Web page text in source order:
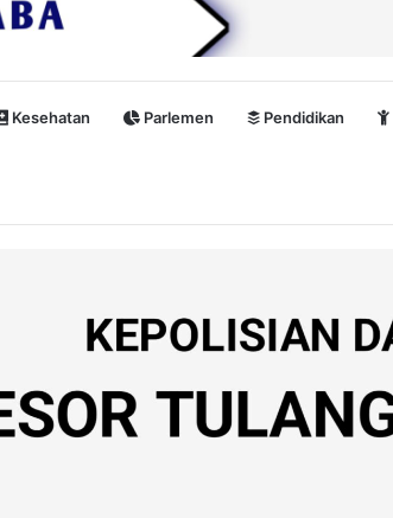
Kesehatan Parlemen Pendidikan